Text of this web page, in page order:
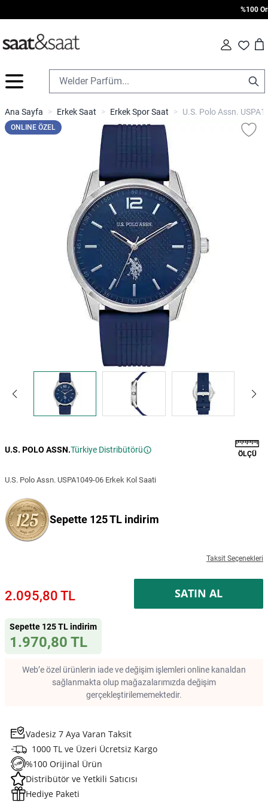
%100
Fav Cart
İçeriğe geç
Ana Sayfa > Erkek Saat > Erkek Spor Saat > U.S. Polo Assn.
ONLINE ÖZEL
U.S. POLO ASSN.Türkiye Distribütörü ÖLÇÜ
U.S. Polo Assn. USPA1049-06 Erkek Kol Saati
Sepette 125 TL indirim
Taksit Seçenekleri
2.095,80 TL SATIN AL
Sepette 125 TL indirim
1.970,80 TL
Web’e özel ürünlerin iade ve değişim işlemleri online kanaldan
sağlanmakta olup mağazalarımızda değişim
gerçekleştirilememektedir.
Vadesiz 7 Aya Varan Taksit
1000 TL ve Üzeri Ücretsiz Kargo
%100 Orijinal Ürün
Distribütör ve Yetkili Satıcısı
Hediye Paketi